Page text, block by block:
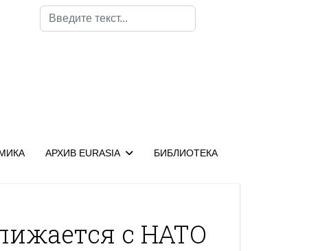
Поиск
АРХИВ EURASIA БИБЛИОТЕКА
с НАТО